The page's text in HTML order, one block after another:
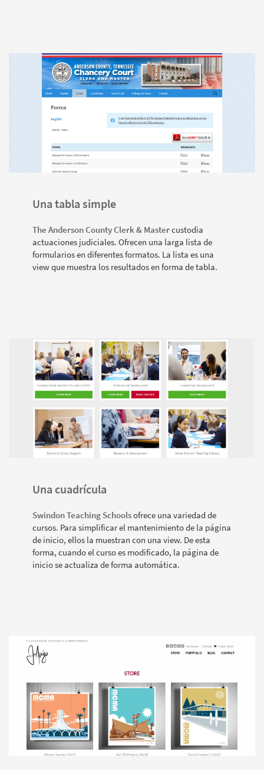
Una tabla simple
The Anderson County Clerk & Mastercustodia
actuaciones judiciales. Ofrecen una larga lista de
formularios en diferentes formatos. La lista es una
view que muestra los resultados en forma de tabla.
Una cuadrícula
Swindon Teaching Schoolsofrece una variedad de
cursos. Para simplificar el mantenimiento de la página
de inicio, ellos la muestran con una view. De esta
forma, cuando el curso es modificado, la página de
inicio se actualiza de forma automática.